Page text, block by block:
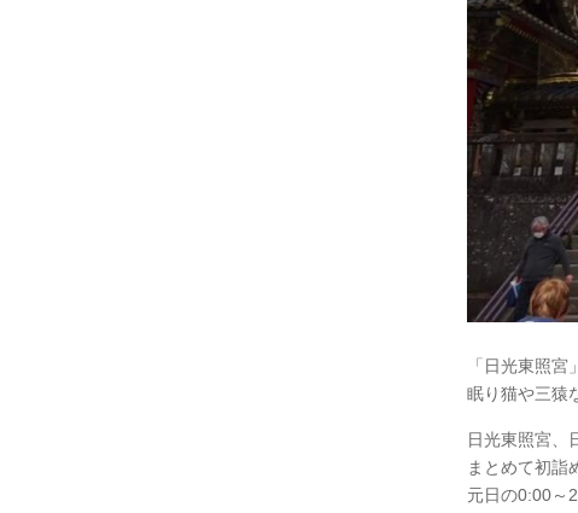
「日光東照
眠り猫や三猿
日光東照宮、
まとめて初詣
元日の0:00～